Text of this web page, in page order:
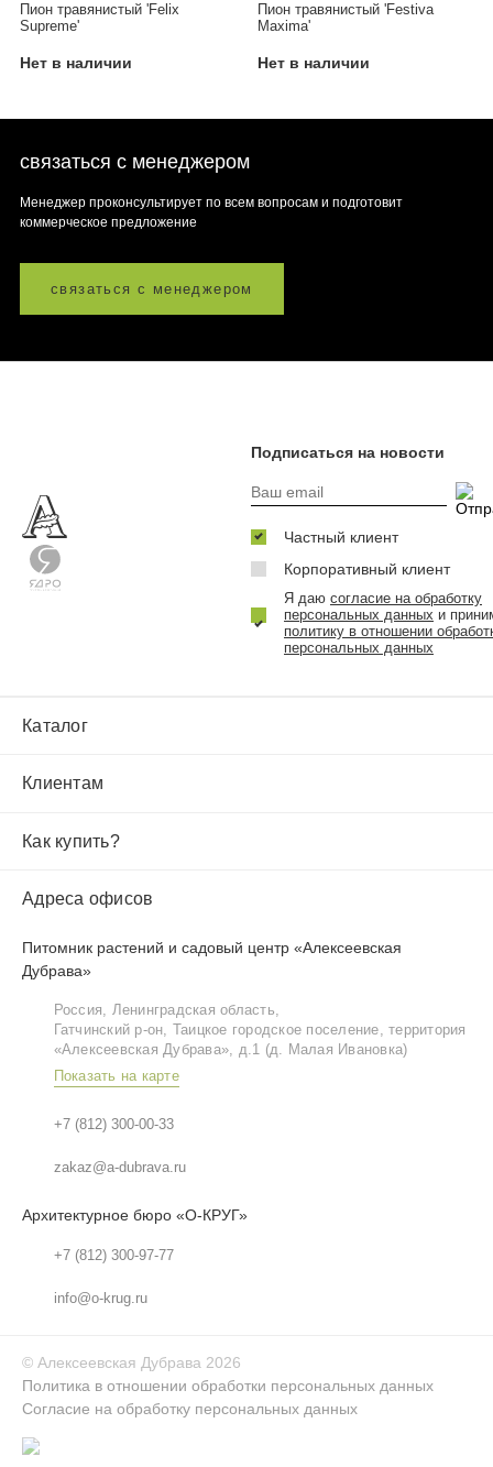
Пион травянистый 'Felix
Supreme'
Нет в наличии
Пион травянистый 'Festiva
Maxima'
Нет в наличии
связаться с менеджером
Менеджер проконсультирует по всем вопросам и подготовит
коммерческое предложение
связаться с менеджером
Каталог
Клиентам
Как купить?
Адреса офисов
Питомник растений и садовый центр «Алексеевская
Дубрава»
Россия, Ленинградская область,
Гатчинский р‑он, Таицкое городское поселение, территория
«Алексеевская Дубрава», д.1 (д. Малая Ивановка)
Показать на карте
+7 (812) 300-00-33
zakaz@a-dubrava.ru
Архитектурное бюро «О-КРУГ»
+7 (812) 300-97-77
info@o-krug.ru
Подписаться на новости
Частный клиент
Корпоративный клиент
Я даю согласие на обработку
персональных данных и
политику в отношении
персональных данных
© Алексеевская Дубрава 2026
Политика в отношении обработки персональных данных
Согласие на обработку персональных данных